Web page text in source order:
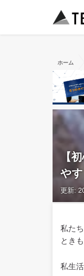
ホーム
【
や
更新:
私た
とき
私生